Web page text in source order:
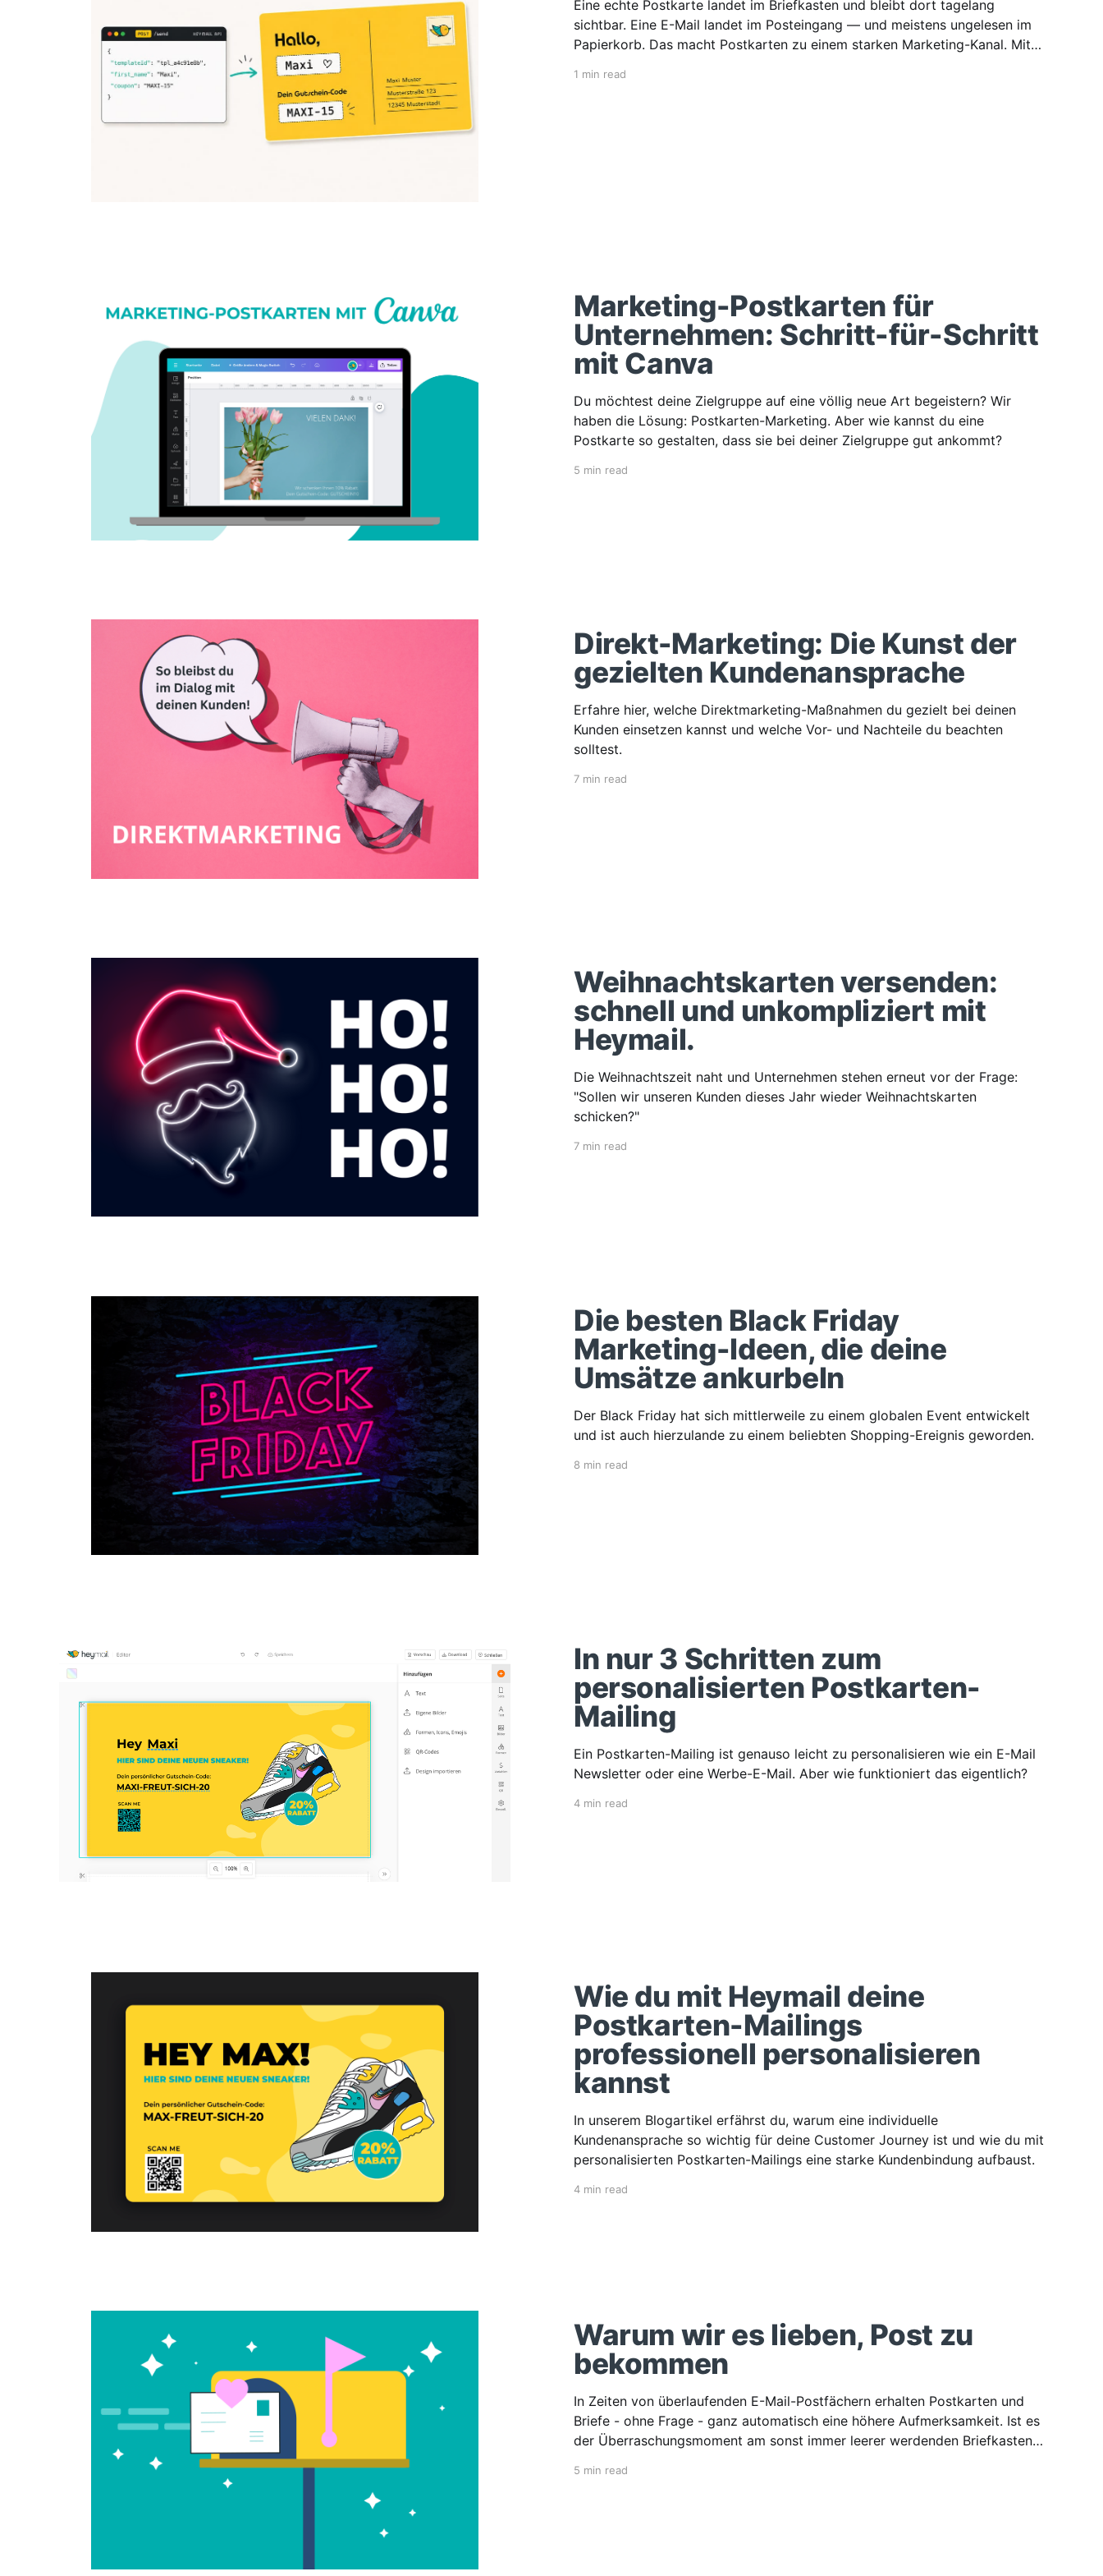
Eine echte Postkarte landet im Briefkasten und bleibt dort tagelang
sichtbar. Eine E-Mail landet im Posteingang — und meistens ungelesen im
Papierkorb. Das macht Postkarten zu einem starken Marketing-Kanal. Mit
1 min read
Marketing-Postkarten für
Unternehmen: Schritt-für-Schritt
mit Canva
Du möchtest deine Zielgruppe auf eine völlig neue Art begeistern? Wir
haben die Lösung: Postkarten-Marketing. Aber wie kannst du eine
Postkarte so gestalten, dass sie bei deiner Zielgruppe gut ankommt?
5 min read
Direkt-Marketing: Die Kunst der
gezielten Kundenansprache
Erfahre hier, welche Direktmarketing-Maßnahmen du gezielt bei deinen
Kunden einsetzen kannst und welche Vor- und Nachteile du beachten
solltest.
7 min read
Weihnachtskarten versenden:
schnell und unkompliziert mit
Heymail.
Die Weihnachtszeit naht und Unternehmen stehen erneut vor der Frage:
"Sollen wir unseren Kunden dieses Jahr wieder Weihnachtskarten
schicken?"
7 min read
Die besten Black Friday
Marketing-Ideen, die deine
Umsätze ankurbeln
Der Black Friday hat sich mittlerweile zu einem globalen Event entwickelt
und ist auch hierzulande zu einem beliebten Shopping-Ereignis geworden.
8 min read
In nur 3 Schritten zum
personalisierten Postkarten-
Mailing
Ein Postkarten-Mailing ist genauso leicht zu personalisieren wie ein E-Mail
Newsletter oder eine Werbe-E-Mail. Aber wie funktioniert das eigentlich?
4 min read
Wie du mit Heymail deine
Postkarten-Mailings
professionell personalisieren
kannst
In unserem Blogartikel erfährst du, warum eine individuelle
Kundenansprache so wichtig für deine Customer Journey ist und wie du mit
personalisierten Postkarten-Mailings eine starke Kundenbindung aufbaust.
4 min read
Warum wir es lieben, Post zu
bekommen
In Zeiten von überlaufenden E-Mail-Postfächern erhalten Postkarten und
Briefe - ohne Frage - ganz automatisch eine höhere Aufmerksamkeit. Ist es
der Überraschungsmoment am sonst immer leerer werdenden Briefkasten,
5 min read